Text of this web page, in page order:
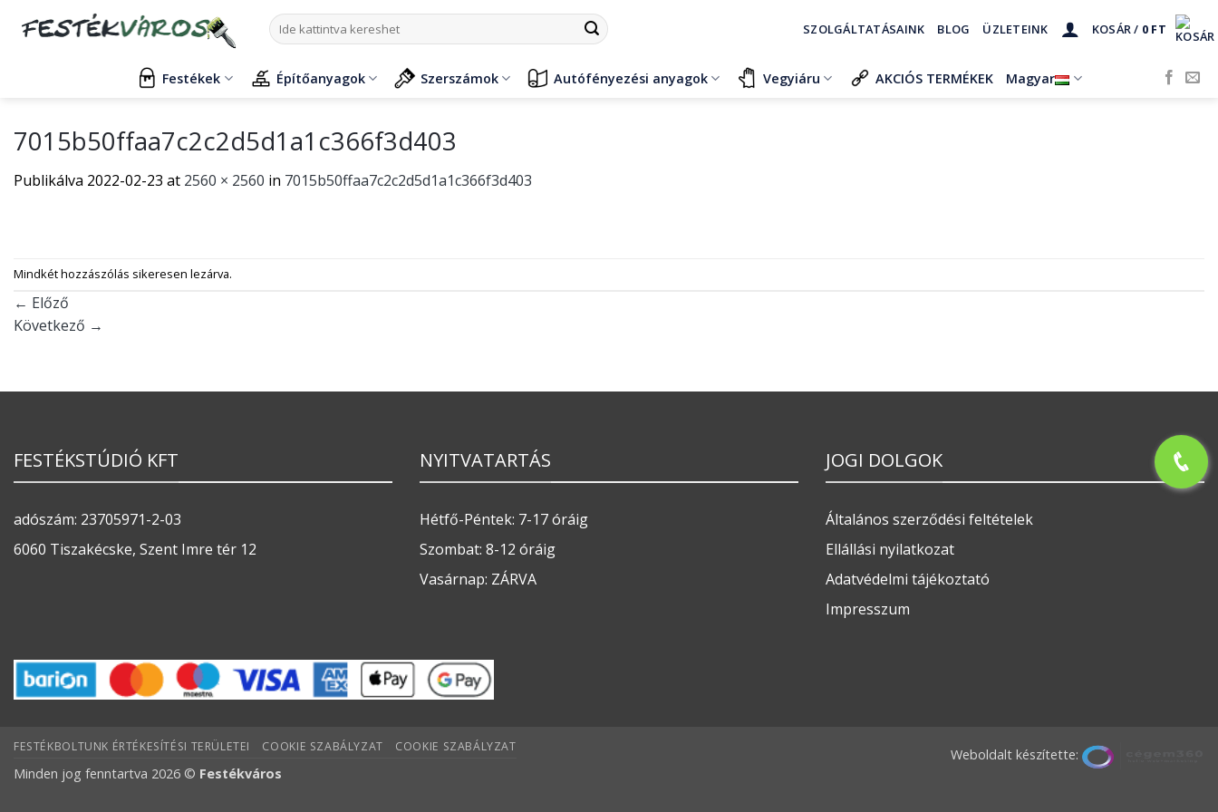
Keresés
a
SZOLGÁLTATÁSAINK BLOG ÜZLETEINK KOSÁR / 0 FT
Festékek Építőanyagok Szerszámok Autófényezési anyagok Vegyiáru AKCIÓS TERMÉKEK Magyar
7015b50ffaa7c2c2d5d1a1c366f3d403
Publikálva 2022-02-23 at 2560 × 2560 in 7015b50ffaa7c2c2d5d1a1c366f3d403
Mindkét hozzászólás sikeresen lezárva.
← Előző
Következő →
FESTÉKSTÚDIÓ KFT
adószám: 23705971-2-03
6060 Tiszakécske, Szent Imre tér 12
NYITVATARTÁS
Hétfő-Péntek: 7-17 óráig
Szombat: 8-12 óráig
Vasárnap: ZÁRVA
JOGI DOLGOK
Általános szerződési feltételek
Ellállási nyilatkozat
Adatvédelmi tájékoztató
Impresszum
Weboldalt készítette:
FESTÉKBOLTUNK ÉRTÉKESÍTÉSI TERÜLETEI COOKIE SZABÁLYZAT COOKIE SZABÁLYZAT
Minden jog fenntartva 2026 © Festékváros